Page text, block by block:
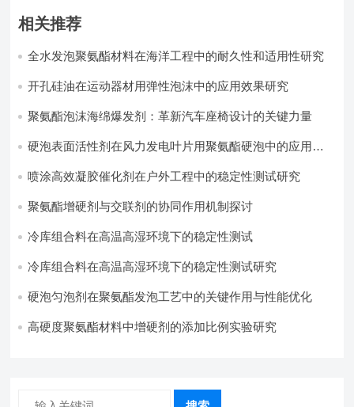
相关推荐
全水发泡聚氨酯材料在海洋工程中的耐久性和适用性研究
开孔硅油在运动器材用弹性泡沫中的应用效果研究
聚氨酯泡沫海绵爆发剂：革新汽车座椅设计的关键力量​
硬泡表面活性剂在风力发电叶片用聚氨酯硬泡中的应用实
喷涂高效凝胶催化剂在户外工程中的稳定性测试研究
聚氨酯增硬剂与交联剂的协同作用机制探讨
冷库组合料在高温高湿环境下的稳定性测试​
冷库组合料在高温高湿环境下的稳定性测试研究
硬泡匀泡剂在聚氨酯发泡工艺中的关键作用与性能优化
高硬度聚氨酯材料中增硬剂的添加比例实验研究